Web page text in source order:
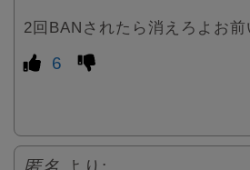
2回BANされたら消えろよお
6